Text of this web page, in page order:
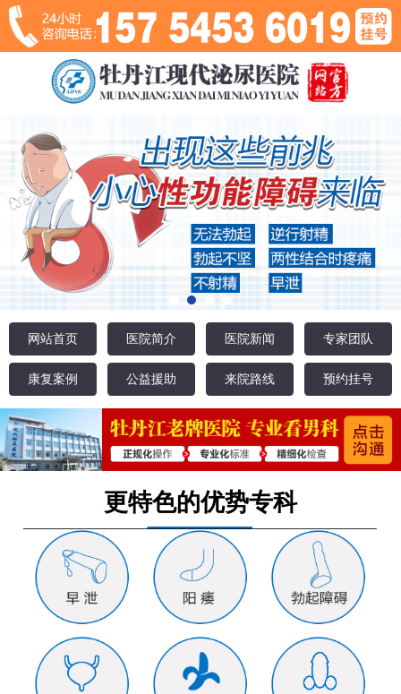
网站首页 医院简介 医院新闻 专家团队
康复案例 公益援助 来院路线 预约挂号
更特色的优势专科